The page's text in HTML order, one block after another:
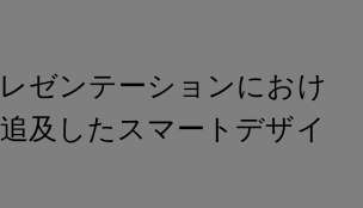
ゼンテーションにおけ
及したスマートデザイ